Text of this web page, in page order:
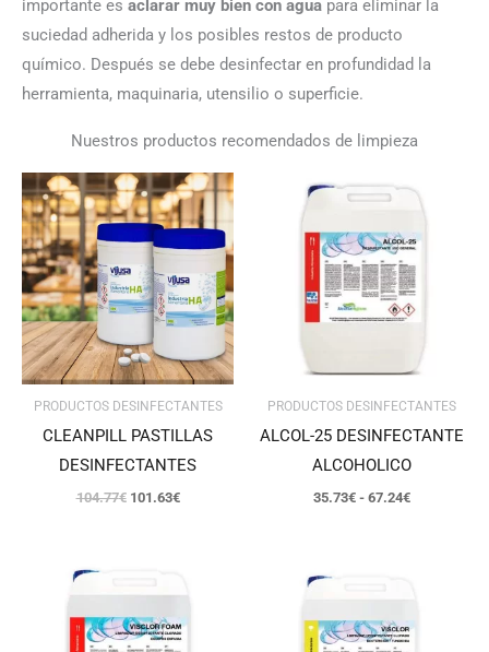
importante es aclarar muy bien con agua para eliminar la
suciedad adherida y los posibles restos de producto
químico. Después se debe desinfectar en profundidad la
herramienta, maquinaria, utensilio o superficie.
Nuestros productos recomendados de limpieza
PRODUCTOS DESINFECTANTES
CLEANPILL PASTILLAS
DESINFECTANTES
104.77€
El
precio
original
104.77€.
101.63€
El
precio
actual
es:
101.63€.
PRODUCTOS DESINFECTANTES
ALCOL-25 DESINFECTANTE
ALCOHOLICO
35.73€ - 67.24€
de
desde
35.73€
hasta
67.24€